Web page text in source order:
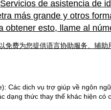
Servicios de asistencia de
más grande y otros
obtener esto, llame al
免费为您提供语言协助服务、辅助
Các dịch vụ trợ giúp về ngôn ngữ
dạng thức thay thế khác hiện có